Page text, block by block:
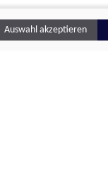
Auswahl akzeptieren